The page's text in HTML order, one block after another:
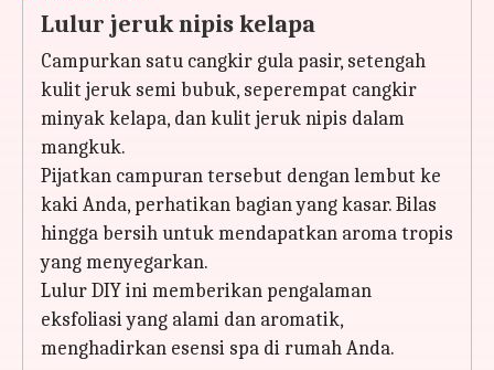
Lulur jeruk nipis kelapa
Campurkan satu cangkir gula pasir, setengah
kulit jeruk semi bubuk, seperempat cangkir
minyak kelapa, dan kulit jeruk nipis dalam
mangkuk.
Pijatkan campuran tersebut dengan lembut ke
kaki Anda, perhatikan bagian yang kasar. Bilas
hingga bersih untuk mendapatkan aroma tropis
yang menyegarkan.
Lulur DIY ini memberikan pengalaman
eksfoliasi yang alami dan aromatik,
menghadirkan esensi spa di rumah Anda.